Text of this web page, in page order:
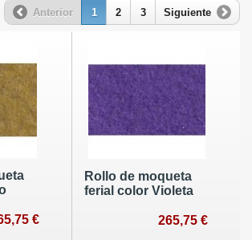
Anterior 1 2 3 Siguiente
€
Rollo de moqueta
ferial color Violeta
265,75 €